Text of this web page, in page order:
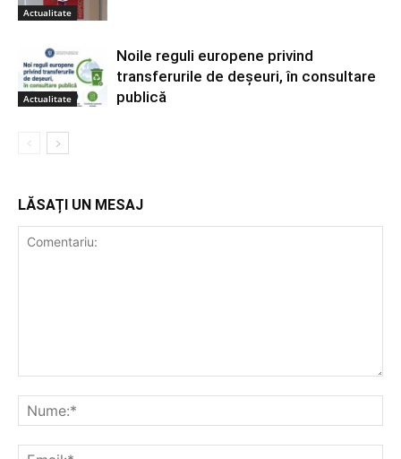
Actualitate
Actualitate
Noile reguli europene privind
transferurile de deșeuri, în consultare
publică
LĂSAȚI UN MESAJ